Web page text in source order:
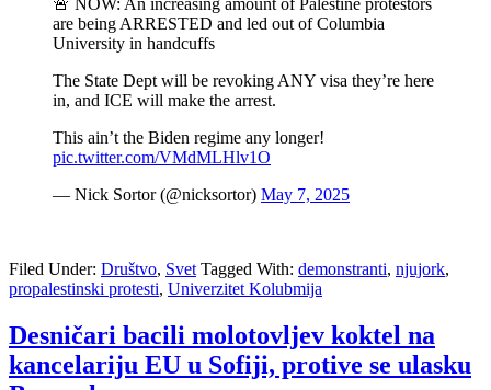
🚨 NOW: An increasing amount of Palestine protestors
are being ARRESTED and led out of Columbia
University in handcuffs
The State Dept will be revoking ANY visa they’re here
in, and ICE will make the arrest.
This ain’t the Biden regime any longer!
pic.twitter.com/VMdMLHlv1O
— Nick Sortor (@nicksortor) May 7, 2025
Filed Under: Društvo, Svet Tagged With: demonstranti, njujork,
propalestinski protesti, Univerzitet Kolubmija
Desničari bacili molotovljev koktel na
kancelariju EU u Sofiji, protive se ulasku